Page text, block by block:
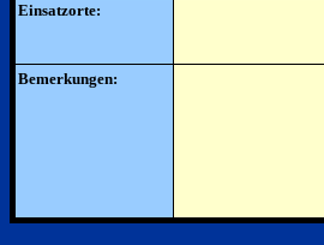
Einsatzorte:
Bemerkungen: